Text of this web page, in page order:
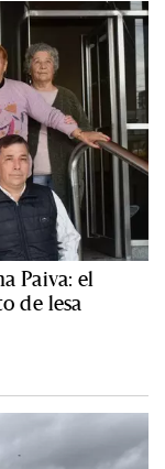
Paiva: el
de lesa